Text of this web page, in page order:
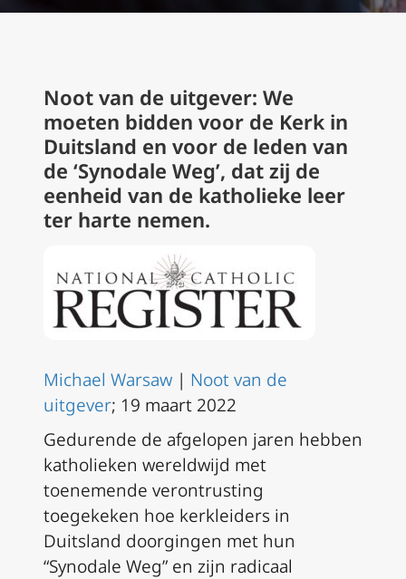
Noot van de uitgever: We
moeten bidden voor de Kerk in
Duitsland en voor de leden van
de ‘Synodale Weg’, dat zij de
eenheid van de katholieke leer
ter harte nemen.
Michael Warsaw | Noot van de
uitgever; 19 maart 2022
Gedurende de afgelopen jaren hebben
katholieken wereldwijd met
toenemende verontrusting
toegekeken hoe kerkleiders in
Duitsland doorgingen met hun
“Synodale Weg” en zijn radicaal